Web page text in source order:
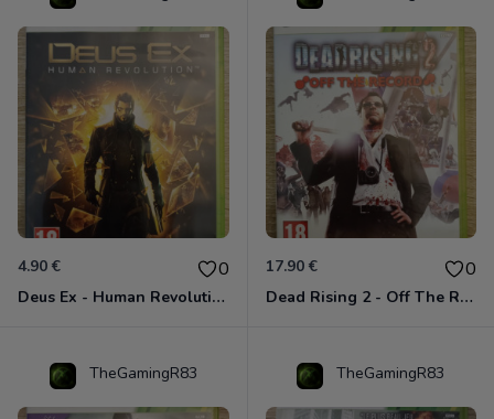
4.90 € 0
Deus Ex - Human Revolution Xbox 360
17.90 € 0
Dead Rising 2 - Off The Record Xbox 360
TheGamingR83 TheGamingR83